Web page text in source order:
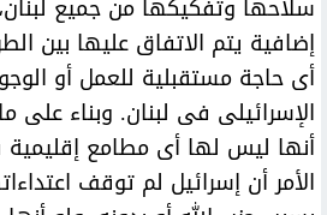
سلاحها وتفكيكها من جميع لبنان،
إضافية يتم الاتفاق عليها بين
أى حاجة مستقبلية للعمل أو
الإسرائيلى فى لبنان. وبناء على
أنها ليس لها أى مطامع
الأمر أن إسرائيل لم توقف